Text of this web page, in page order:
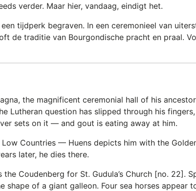
verder. Maar hier, vandaag, eindigt het.
tijdperk begraven. In een ceremonieel van
de traditie van Bourgondische pracht en praal.
the magnificent ceremonial hall of his
Lutheran question has slipped through his
sets on it — and gout is eating away at him.
Countries — Huens depicts him with the
later, he dies there.
Coudenberg for St. Gudula’s Church [no. 22].
of a giant galleon. Four sea horses appear